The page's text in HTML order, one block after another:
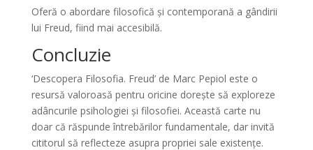
Oferă o abordare filosofică și contemporană a gândirii
lui Freud, fiind mai accesibilă.
Concluzie
‘Descopera Filosofia. Freud’ de Marc Pepiol este o
resursă valoroasă pentru oricine dorește să exploreze
adâncurile psihologiei și filosofiei. Această carte nu
doar că răspunde întrebărilor fundamentale, dar invită
cititorul să reflecteze asupra propriei sale existențe.